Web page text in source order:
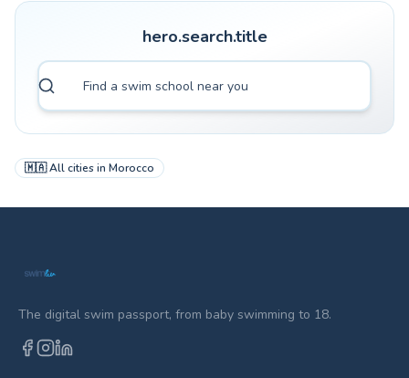
hero.search.title
🇲🇦All cities in Morocco
The digital swim passport, from baby swimming to 18.